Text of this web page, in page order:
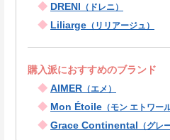
◆ DRENI （ドレニ）
◆ Liliarge （リリアージュ）
購入派におすすめのブランド
◆ AIMER （エメ）
◆ Mon Étoile （モン エトワール
◆ Grace Continental （グレ